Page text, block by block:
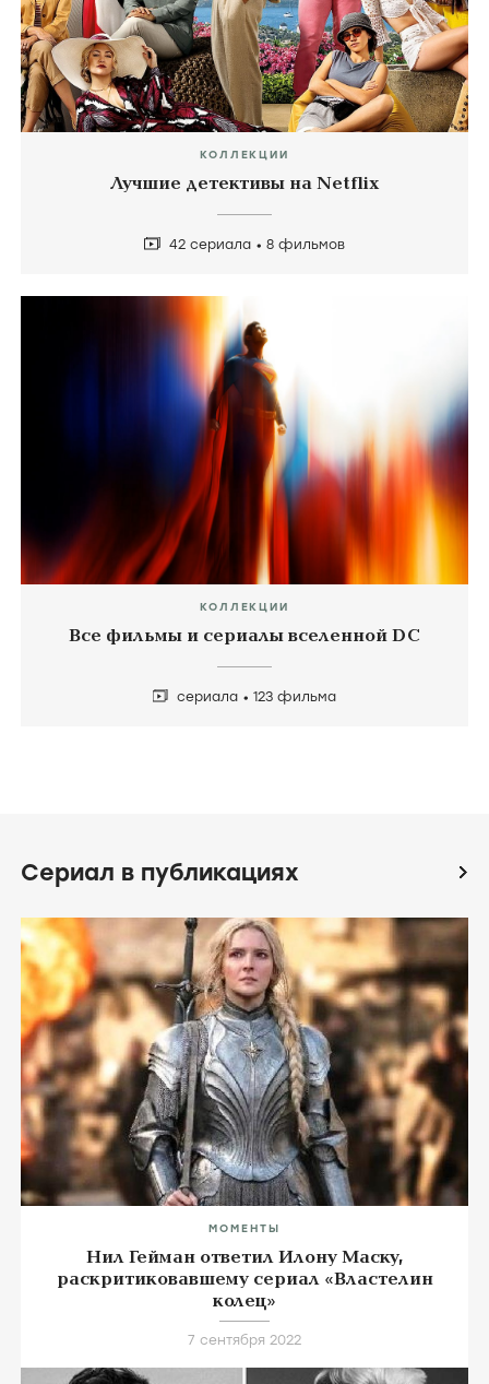
КОЛЛЕКЦИИ
Лучшие детективы на Netflix
42 сериала 8 фильмов
КОЛЛЕКЦИИ
Все фильмы и сериалы вселенной DC
сериала 123 фильма
Сериал в публикациях icon
МОМЕНТЫ
Нил Гейман ответил Илону Маску,
раскритиковавшему сериал «Властелин
колец»
7 сентября 2022